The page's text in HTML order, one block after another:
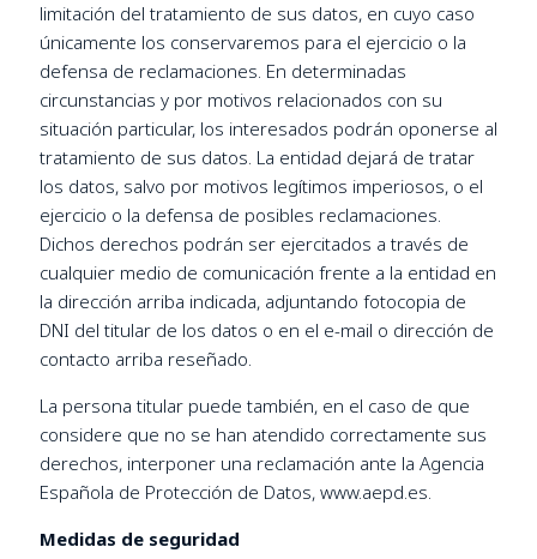
limitación del tratamiento de sus datos, en cuyo caso
únicamente los conservaremos para el ejercicio o la
defensa de reclamaciones. En determinadas
circunstancias y por motivos relacionados con su
situación particular, los interesados podrán oponerse al
tratamiento de sus datos. La entidad dejará de tratar
los datos, salvo por motivos legítimos imperiosos, o el
ejercicio o la defensa de posibles reclamaciones.
Dichos derechos podrán ser ejercitados a través de
cualquier medio de comunicación frente a la entidad en
la dirección arriba indicada, adjuntando fotocopia de
DNI del titular de los datos o en el e-mail o dirección de
contacto arriba reseñado.
La persona titular puede también, en el caso de que
considere que no se han atendido correctamente sus
derechos, interponer una reclamación ante la Agencia
Española de Protección de Datos, www.aepd.es.
Medidas de seguridad